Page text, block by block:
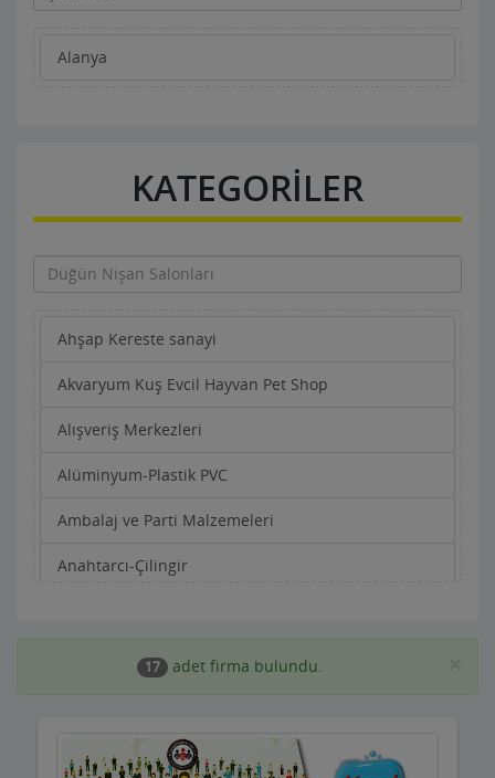
Alanya
KATEGORİLER
Ahşap Kereste sanayi
Akvaryum Kuş Evcil Hayvan Pet Shop
Alışveriş Merkezleri
Alüminyum-Plastik PVC
Ambalaj ve Parti Malzemeleri
Anahtarcı-Çilingir
Aracı Kurumlar
Asansörcüler
Av Malzemeleri
17 adet firma bulundu.